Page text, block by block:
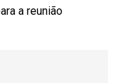
a reunião